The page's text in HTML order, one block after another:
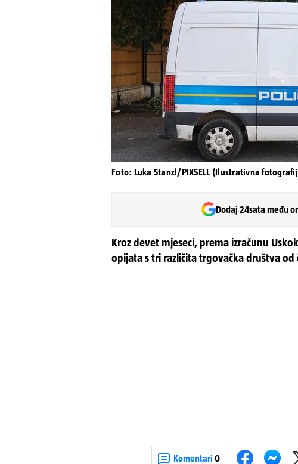
Foto: Luka Stanzl/PIXSELL (Ilustrativna
Dodaj 24sata među
Kroz devet mjeseci, prema izračunu
opijata s tri različita trgovačka društva
Komentari 0